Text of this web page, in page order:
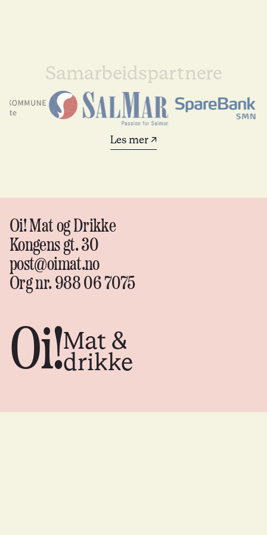
Samarbeidspartnere
Les mer ↗
Oi! Mat og Drikke
Kongens gt. 30
post@oimat.no
Org nr. 988 06 7075
Instagram
Oi!Mat &
drikke